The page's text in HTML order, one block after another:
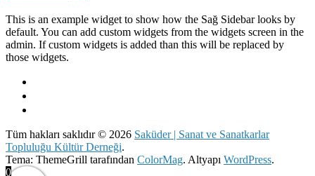
This is an example widget to show how the Sağ Sidebar looks by
default. You can add custom widgets from the widgets screen in the
admin. If custom widgets is added than this will be replaced by
those widgets.
Tüm hakları saklıdır © 2026 Saküder | Sanat ve Sanatkarlar
Topluluğu Kültür Derneği.
Tema: ThemeGrill tarafından ColorMag. Altyapı WordPress.
0